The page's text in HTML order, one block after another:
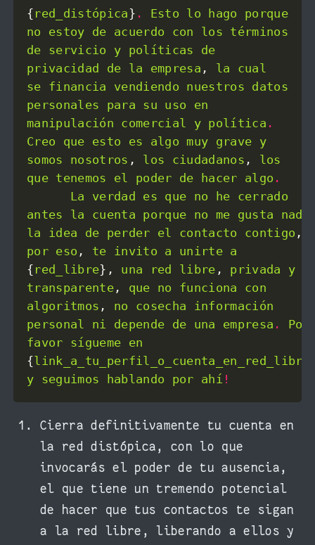
{ red_distópica } . Esto lo hago
porque
no
estoy de acuerdo con los
términos
de
servicio y políticas
de
privacidad
de la empresa , la
cual
se
financia vendiendo nuestros
datos
personales
para su uso
en
manipulación
comercial y política .
Creo
que esto es algo muy grave
y
somos
nosotros , los ciudadanos ,
los
que tenemos el poder de hacer algo .
La
verdad es que no he
cerrado
antes
la cuenta porque no me gusta
nada
la
idea de perder el contacto contigo
por eso , te invito a unirte a
{ red_libre}, una red libre , privada
y
transparente, que no funciona
con
algoritmos , no cosecha
información
personal
ni depende de una empresa .
Por
favor
sígueme
en
{ link_a_tu_perfil_o_cuenta_en_red_libre
y
seguimos hablando por ahí !
Cierra definitivamente tu cuenta en
la red distópica, con lo que
invocarás el poder de tu ausencia,
el que tiene un tremendo potencial
de hacer que tus contactos te sigan
a la red libre, liberando a ellos y